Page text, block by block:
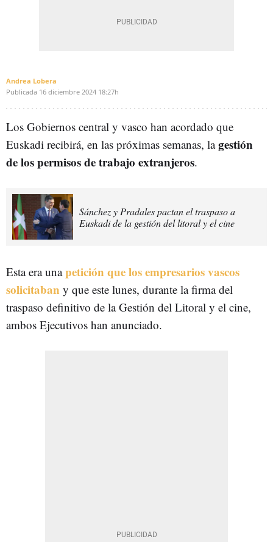
Andrea Lobera
Publicada 16 diciembre 2024 18:27h
Los Gobiernos central y vasco han acordado que
Euskadi recibirá, en las próximas semanas, lagestión
de los permisos de trabajo extranjeros.
Sánchez y Pradales pactan el traspaso a
Euskadi de la gestión del litoral y el cine
Esta era unapetición que los empresarios vascos
solicitaban y que este lunes, durante la firma del
traspaso definitivo de la Gestión del Litoral y el cine,
ambos Ejecutivos han anunciado.